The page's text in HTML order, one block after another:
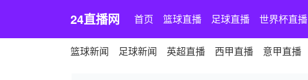
24直播网 首页 篮球直播 足球直播 世界杯直播
篮球新闻 足球新闻 英超直播 西甲直播 意甲直播